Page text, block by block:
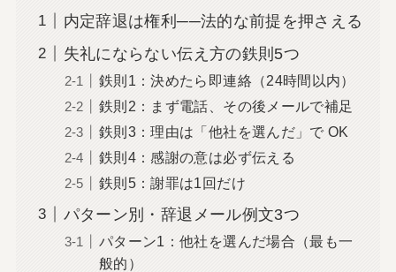
内定辞退は権利──法的な前提を押さえる
失礼にならない伝え方の鉄則5つ
鉄則1：決めたら即連絡（24時間以内）
鉄則2：まず電話、その後メールで補足
鉄則3：理由は「他社を選んだ」で OK
鉄則4：感謝の意は必ず伝える
鉄則5：謝罪は1回だけ
パターン別・辞退メール例文3つ
パターン1：他社を選んだ場合（最も一
般的）